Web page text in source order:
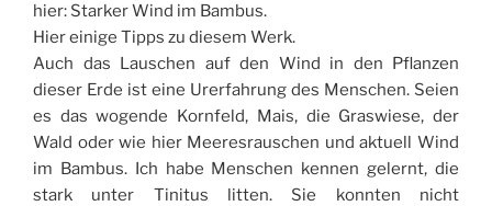
hier: Starker Wind im Bambus.
Hier einige Tipps zu diesem Werk.
Auch das Lauschen auf den Wind in den Pflanzen
dieser Erde ist eine Urerfahrung des Menschen. Seien
es das wogende Kornfeld, Mais, die Graswiese, der
Wald oder wie hier Meeresrauschen und aktuell Wind
im Bambus. Ich habe Menschen kennen gelernt, die
stark unter Tinitus litten. Sie konnten nicht